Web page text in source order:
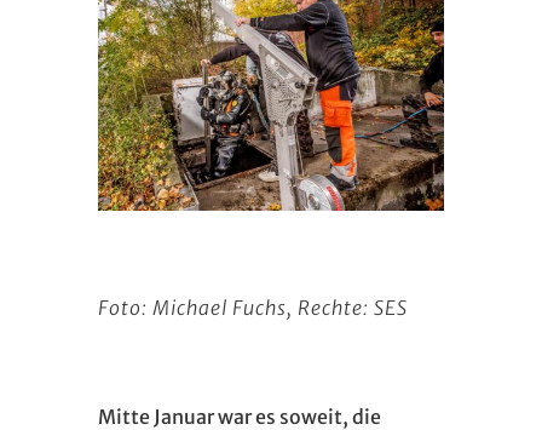
Foto: Michael Fuchs, Rechte: SES
Mitte Januar war es soweit, die